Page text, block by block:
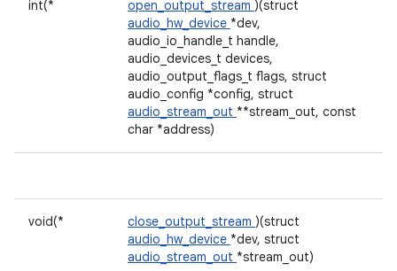
int(* open_output_stream )(struct
audio_hw_device *dev,
audio_io_handle_t handle,
audio_devices_t devices,
audio_output_flags_t flags, struct
audio_config *config, struct
audio_stream_out **stream_out, const
char *address)
void(* close_output_stream )(struct
audio_hw_device *dev, struct
audio_stream_out *stream_out)